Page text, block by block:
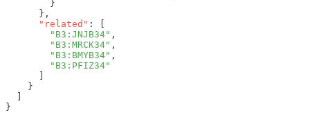
      "related"
        "B3:JNJB34"
        "B3:MRCK34"
        "B3:BMYB34"